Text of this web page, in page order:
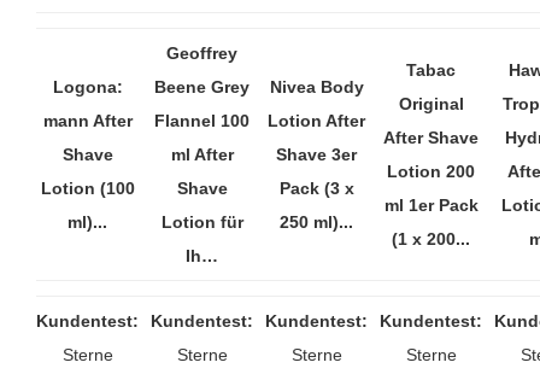
Logona:
mann After
Shave
Lotion (100
ml)...
Geoffrey
Beene Grey
Flannel 100
ml After
Shave
Lotion für
Ih…
Nivea Body
Lotion After
Shave 3er
Pack (3 x
250 ml)...
Tabac
Original
After Shave
Lotion 200
ml 1er Pack
(1 x 200...
Kundentest:
Sterne
Kundentest:
Sterne
Kundentest:
Sterne
Kundentest:
Sterne